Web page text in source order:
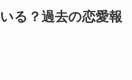
る？過去の恋愛報